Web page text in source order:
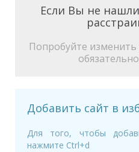
Если Вы не нашли
Попробуйте изменить
Добавить сайт в
Для того, чтобы
нажмите Ctrl+d